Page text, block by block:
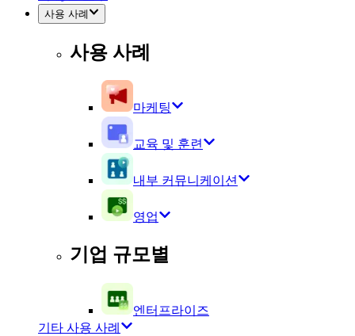
사용 사례
사용 사례
마케팅
교육 및 훈련
내부 커뮤니케이션
영업
기업 규모별
엔터프라이즈
기타 사용 사례